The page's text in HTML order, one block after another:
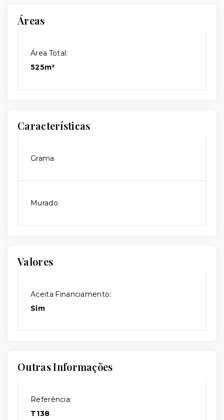
Áreas
Área Total:
525m²
Características
Grama
Murado
Valores
Aceita Financiamento:
Sim
Outras Informações
Referência:
T138